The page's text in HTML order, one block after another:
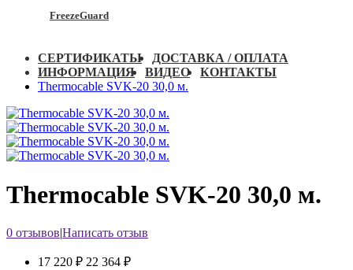
FreezeGuard
СЕРТИФИКАТЫ
ДОСТАВКА / ОПЛАТА
ИНФОРМАЦИЯ
ВИДЕО КОНТАКТЫ
Thermocable SVK-20 30,0 м.
Thermocable SVK-20 30,0 м.
0 отзывов|Написать отзыв
17 220 ₽ 22 364 ₽